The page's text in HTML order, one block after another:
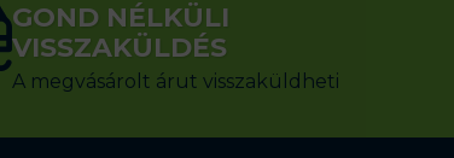
GOND NÉLKÜLI
VISSZAKÜLDÉS
A megvásárolt árut visszaküldheti